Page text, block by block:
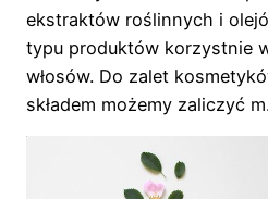
ekstraktów roślinnych i
typu produktów korzystnie
włosów. Do zalet
składem możemy zaliczyć